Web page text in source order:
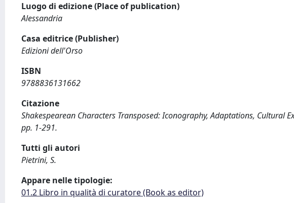
Luogo di edizione (Place of publication)
Alessandria
Casa editrice (Publisher)
Edizioni dell'Orso
ISBN
9788836131662
Citazione
Shakespearean Characters Transposed: Iconography, Adaptations, Cultural
pp. 1-291.
Tutti gli autori
Pietrini, S.
Appare nelle tipologie:
01.2 Libro in qualità di curatore (Book as editor)